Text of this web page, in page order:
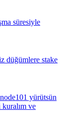
süresiyle
düğümlere stake
yürütsün
ve